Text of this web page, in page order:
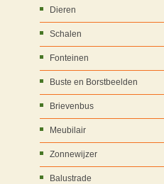
Dieren
Schalen
Fonteinen
Buste en Borstbeelden
Brievenbus
Meubilair
Zonnewijzer
Balustrade